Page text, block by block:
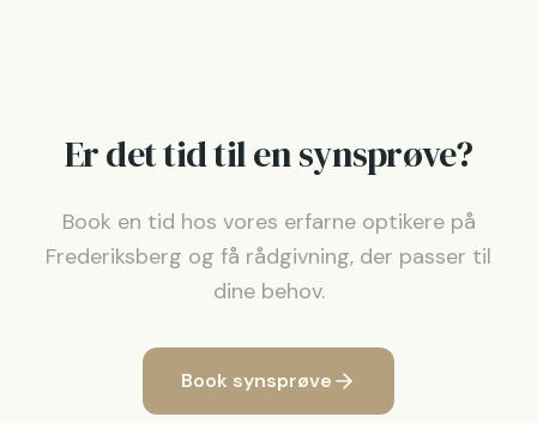
Er det tid til en synsprøve?
Book en tid hos vores erfarne optikere på
Frederiksberg og få rådgivning, der passer til
dine behov.
Book synsprøve